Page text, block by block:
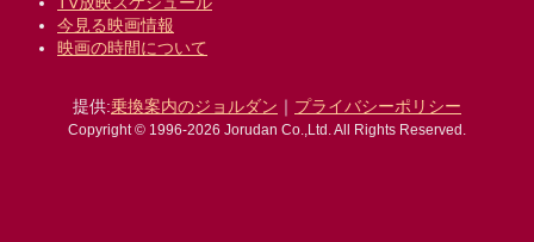
今見る映画情報
映画の時間について
提供:乗換案内のジョルダン ｜ プライバシーポリシー
Copyright © 1996-2026 Jorudan Co.,Ltd. All Rights Reserved.